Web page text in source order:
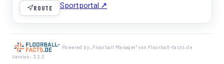
ROUTE Sportportal ↗
Powered by „Floorball Manager" von Floorball-facts.de
Version: 3.2.2